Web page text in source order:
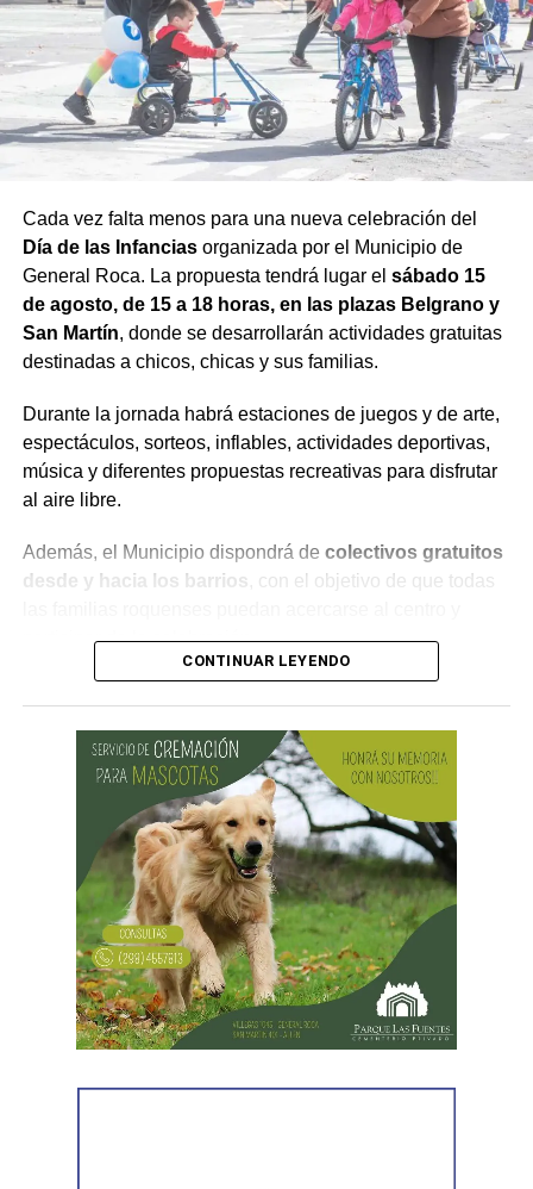
Cada vez falta menos para una nueva celebración del
Día de las Infanciasorganizada por el Municipio de
General Roca. La propuesta tendrá lugar el sábado 15
de agosto, de 15 a 18 horas, en las plazas Belgrano y
San Martín, donde se desarrollarán actividades gratuitas
destinadas a chicos, chicas y sus familias.
Durante la jornada habrá estaciones de juegos y de arte,
espectáculos, sorteos, inflables, actividades deportivas,
música y diferentes propuestas recreativas para disfrutar
al aire libre.
Además, el Municipio dispondrá de colectivos gratuitos
desde y hacia los barrios , con el objetivo de que todas
participar de la celebración.
¿Por qué se celebra el Día de las
Infancias?
La conmemoración tiene su origen en una
recomendación realizada por la Organización de las
Naciones Unidas (ONU) en 1954, mediante la cual se
propuso que los países destinaran una jornada para
promover la fraternidad entre niños y niñas y concientizar
sobre su derecho a la salud, la educación y la protección.
En Argentina, esta celebración comenzó a realizarse en
1960 con actividades sociales y culturales destinadas a
promover el bienestar de la niñez en todo el país.
¿Por qué se habla de infancias?
CONTINUAR LEYENDO